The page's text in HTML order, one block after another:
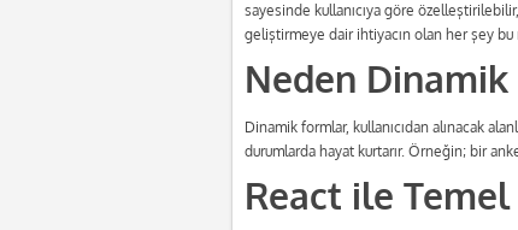
sayesinde kullanıcıya göre
geliştirmeye dair ihtiyacın olan her şey
Neden Dinamik
Dinamik formlar, kullanıcıdan alınacak
durumlarda hayat kurtarır. Örneğin; bir
React ile Temel